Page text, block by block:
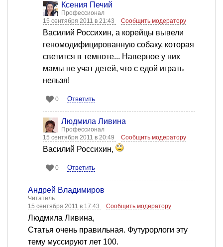
Ксения Печий
Профессионал
15 сентября 2011 в 21:43
Сообщить модератору
Василий Россихин, а корейцы вывели
геномодифицированную собаку, которая
светится в темноте... Наверное у них
мамы не учат детей, что с едой играть
нельзя!
0 Ответить
Людмила Ливина
Профессионал
15 сентября 2011 в 20:49
Сообщить модератору
Василий Россихин,
0 Ответить
Андрей Владимиров
Читатель
15 сентября 2011 в 17:43
Сообщить модератору
Людмила Ливина,
Статья очень правильная. Футурорлоги эту
тему муссируют лет 100.